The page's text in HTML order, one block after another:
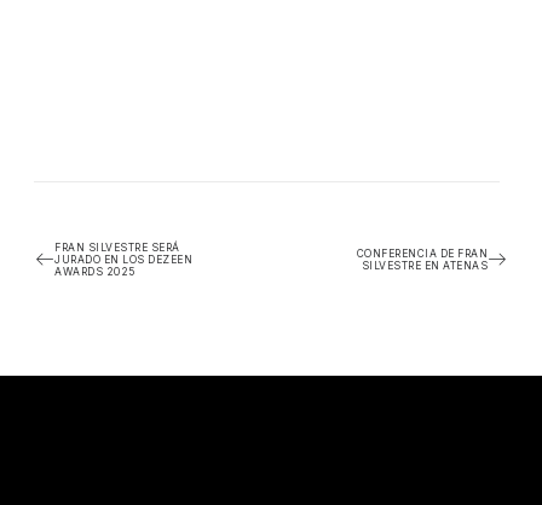
FRAN SILVESTRE SERÁ
JURADO EN LOS DEZEEN
AWARDS 2025
CONFERENCIA DE FRAN
SILVESTRE EN ATENAS